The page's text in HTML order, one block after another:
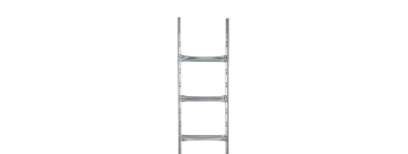
Bildergalerie überspringen